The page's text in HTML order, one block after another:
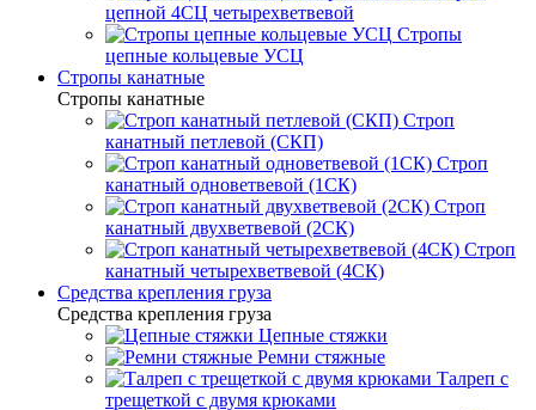
цепной 4СЦ четырехветвевой
Стропы
цепные кольцевые УСЦ
Стропы канатные
Стропы канатные
Строп
канатный петлевой (СКП)
Строп
канатный одноветвевой (1СК)
Строп
канатный двухветвевой (2СК)
Строп
канатный четырехветвевой (4СК)
Средства крепления груза
Средства крепления груза
Цепные стяжки
Ремни стяжные
Талреп с
трещеткой с двумя крюками